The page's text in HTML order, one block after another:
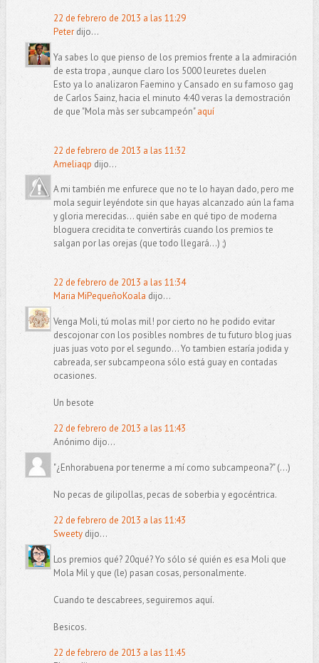
22 de febrero de 2013 a las 11:29
Peterdijo...
Ya sabes lo que pienso de los premios frente a la admiración
de esta tropa , aunque claro los 5000 leuretes duelen
Esto ya lo analizaron Faemino y Cansado en su famoso gag
de Carlos Sainz, hacia el minuto 4:40 veras la demostración
de que "Mola màs ser subcampeón"aquí
22 de febrero de 2013 a las 11:32
Ameliaqp dijo...
A mi también me enfurece que no te lo hayan dado, pero me
mola seguir leyéndote sin que hayas alcanzado aún la fama
y gloria merecidas... quién sabe en qué tipo de moderna
bloguera crecidita te convertirás cuando los premios te
salgan por las orejas (que todo llegará...) ;)
22 de febrero de 2013 a las 11:34
Maria MiPequeñoKoala dijo...
Venga Moli, tú molas mil! por cierto no he podido evitar
descojonar con los posibles nombres de tu futuro blog juas
juas juas voto por el segundo... Yo tambien estaría jodida y
cabreada, ser subcampeona sólo está guay en contadas
ocasiones.
Un besote
22 de febrero de 2013 a las 11:43
Anónimo dijo...
"¿Enhorabuena por tenerme a mí como subcampeona?" (...)
No pecas de gilipollas, pecas de soberbia y egocéntrica.
22 de febrero de 2013 a las 11:43
Sweetydijo...
Los premios qué? 20qué? Yo sólo sé quién es esa Moli que
Mola Mil y que (le) pasan cosas, personalmente.
Cuando te descabrees, seguiremos aquí.
Besicos.
22 de febrero de 2013 a las 11:45